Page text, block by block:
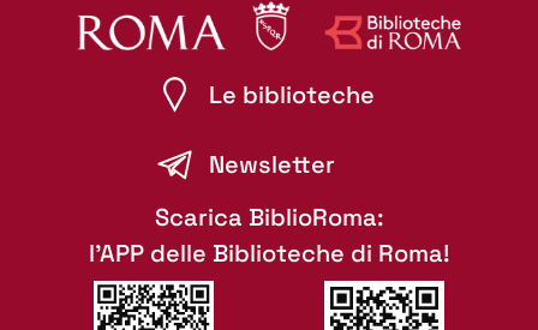
Le biblioteche
Newsletter
Scarica BiblioRoma:
l'APP delle Biblioteche di Roma!